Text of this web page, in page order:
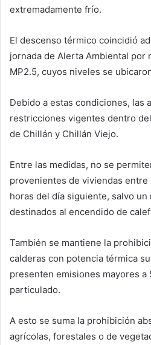
extremadamente frío.
El descenso térmico coincidió
jornada de Alerta Ambiental por
MP2.5, cuyos niveles se
Debido a estas condiciones, las
restricciones vigentes dentro
de Chillán y Chillán Viejo.
Entre las medidas, no se
provenientes de viviendas entre
horas del día siguiente, salvo un
destinados al encendido de
También se mantiene la
calderas con potencia térmica
presenten emisiones mayores a
particulado.
A esto se suma la prohibición
agrícolas, forestales o de